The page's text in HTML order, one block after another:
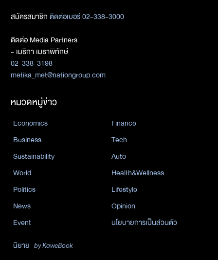
สมัครสมาชิกติดต่อเบอร์ 02-338-3000
ติดต่อ Media Partners
- เมธิกา เมธาพิทักษ์
02-338-3198
metika_met@nationgroup.com
หมวดหมู่ข่าว
Economics
Finance
Business
Tech
Sustainability
Auto
World
Health&Wellness
Politics
Lifestyle
News
Opinion
Event
นโยบายการเป็นส่วนตัว
นิยาย by KaweBook